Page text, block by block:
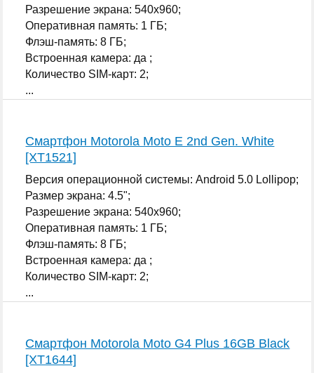
Разрешение экрана: 540x960;
Оперативная память: 1 ГБ;
Флэш-память: 8 ГБ;
Встроенная камера: да ;
Количество SIM-карт: 2;
...
Смартфон Motorola Moto E 2nd Gen. White
[XT1521]
Версия операционной системы: Android 5.0 Lollipop;
Размер экрана: 4.5";
Разрешение экрана: 540x960;
Оперативная память: 1 ГБ;
Флэш-память: 8 ГБ;
Встроенная камера: да ;
Количество SIM-карт: 2;
...
Смартфон Motorola Moto G4 Plus 16GB Black
[XT1644]